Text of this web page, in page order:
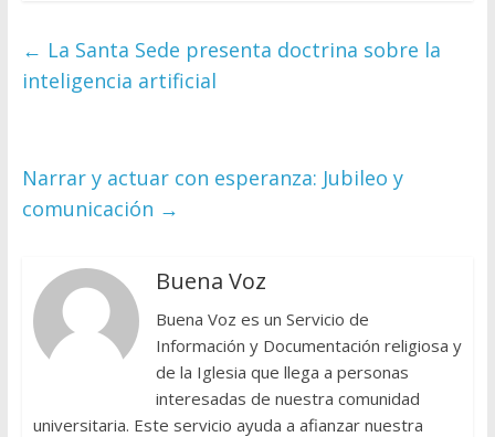
← La Santa Sede presenta doctrina sobre la
inteligencia artificial
Narrar y actuar con esperanza: Jubileo y
comunicación →
Buena Voz
Buena Voz es un Servicio de
Información y Documentación religiosa y
de la Iglesia que llega a personas
interesadas de nuestra comunidad
universitaria. Este servicio ayuda a afianzar nuestra